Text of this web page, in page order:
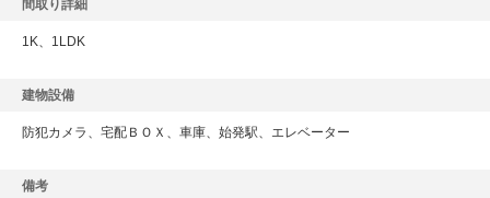
間取り詳細
1K、1LDK
建物設備
防犯カメラ、宅配ＢＯＸ、車庫、始発駅、エレベーター
備考